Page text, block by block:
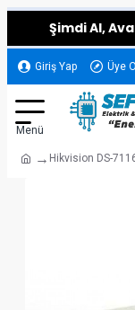
Şimdi Al,
Giriş Yap Üye Ol
Hikvision DS-